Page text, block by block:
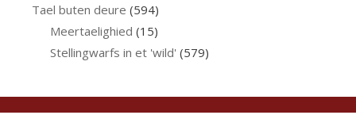
Tael buten deure (594)
Meertaelighied (15)
Stellingwarfs in et 'wild' (579)